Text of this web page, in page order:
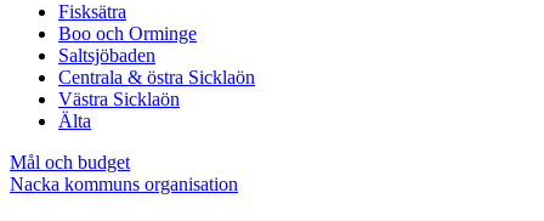
Fisksätra
Boo och Orminge
Saltsjöbaden
Centrala & östra Sicklaön
Västra Sicklaön
Älta
Mål och budget
Nacka kommuns organisation